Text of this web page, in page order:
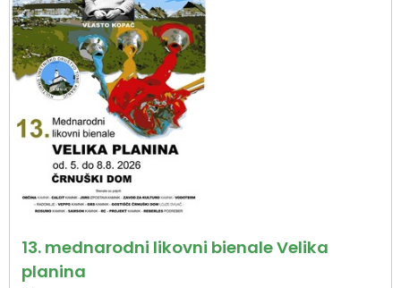
13. mednarodni likovni bienale Velika
planina